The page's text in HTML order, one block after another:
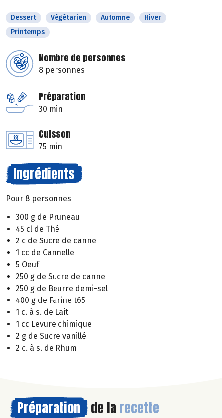
Dessert Végétarien Automne
Hiver
Printemps
Nombre de personnes
8 personnes
Préparation
30 min
Cuisson
75 min
Ingrédients
Pour 8 personnes
300 g de Pruneau
45 cl de Thé
2 c de Sucre de canne
1 cc de Cannelle
5 Oeuf
250 g de Sucre de canne
250 g de Beurre demi-sel
400 g de Farine t65
1 c. à s. de Lait
1 cc Levure chimique
2 g de Sucre vanillé
2 c. à s. de Rhum
Préparation de la recette